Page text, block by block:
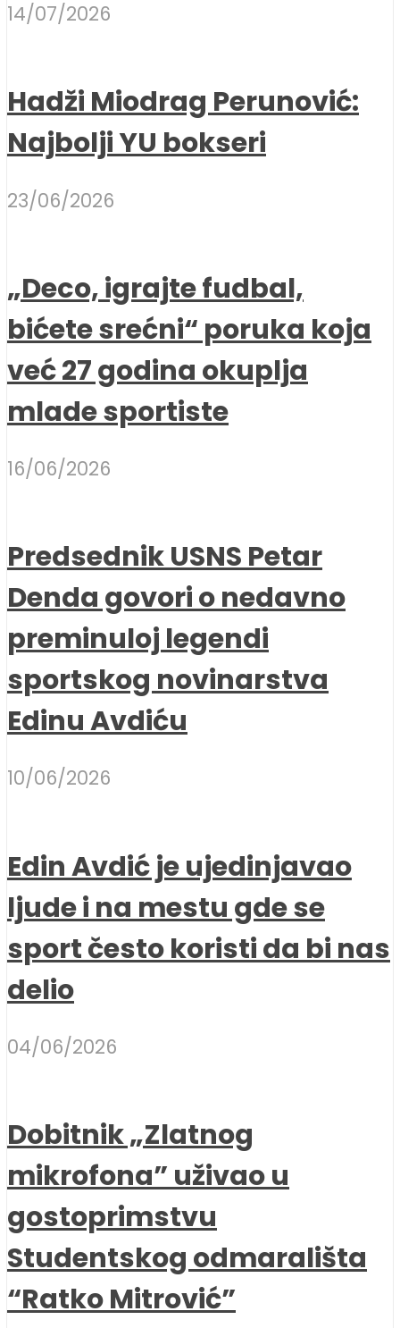
14/07/2026
Hadži Miodrag Perunović:
Najbolji YU bokseri
23/06/2026
„Deco, igrajte fudbal,
bićete srećni“ poruka koja
već 27 godina okuplja
mlade sportiste
16/06/2026
Predsednik USNS Petar
Denda govori o nedavno
preminuloj legendi
sportskog novinarstva
Edinu Avdiću
10/06/2026
Edin Avdić je ujedinjavao
ljude i na mestu gde se
sport često koristi da bi nas
delio
04/06/2026
Dobitnik „Zlatnog
mikrofona” uživao u
gostoprimstvu
Studentskog odmarališta
“Ratko Mitrović”